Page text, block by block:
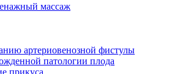
массаж
артериовенозной фистулы
патологии плода
прикуса